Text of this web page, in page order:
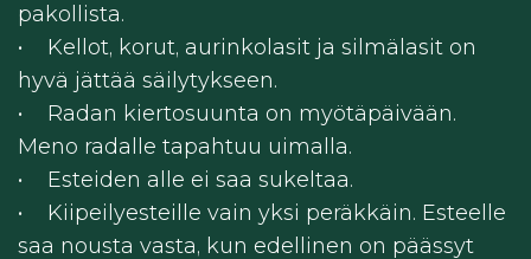
pakollista.
• Kellot, korut, aurinkolasit ja silmälasit on
hyvä jättää säilytykseen.
• Radan kiertosuunta on myötäpäivään.
Meno radalle tapahtuu uimalla.
• Esteiden alle ei saa sukeltaa.
• Kiipeilyesteille vain yksi peräkkäin. Esteelle
saa nousta vasta, kun edellinen on päässyt